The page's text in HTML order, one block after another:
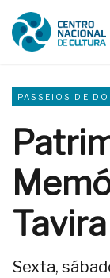
PASSEIOS DE
Tavira
Sexta,